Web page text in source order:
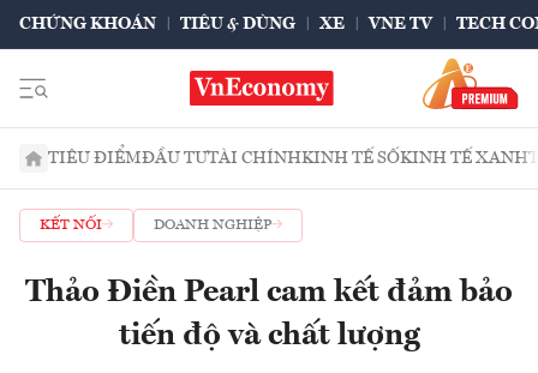
CHỨNG KHOÁN TIÊU & DÙNG XE VNE TV TECH
TIÊU ĐIỂMĐẦU TƯTÀI CHÍNHKINH TẾ SỐKINH TẾ XANH
KẾT NỐI DOANH NGHIỆP
Thảo Điền Pearl cam kết đảm bảo
tiến độ và chất lượng